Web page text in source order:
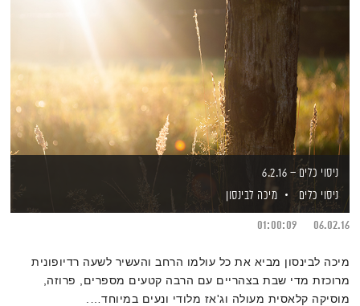
ניסוי כלים – 6.2.16
ניסוי כלים
מיכה לבינסון
06.02.16
01:00:09
מיכה לבינסון מביא את כל עולמו הרחב והעשיר לשעה רדיופונית
מרוכזת מדי שבת בצהריים עם הרבה קטעים מספרים, פרוזה,
מוסיקה קלאסית מעולה וג'אז מלודי ונעים במיוחד….